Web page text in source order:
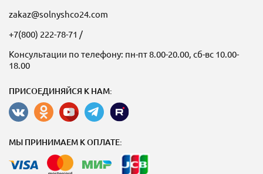
zakaz@solnyshco24.com
+7(800) 222-78-71 /
Консультации по телефону: пн-пт 8.00-20.00, сб-вс 10.00-
18.00
ПРИСОЕДИНЯЙСЯ К НАМ:
МЫ ПРИНИМАЕМ К ОПЛАТЕ: